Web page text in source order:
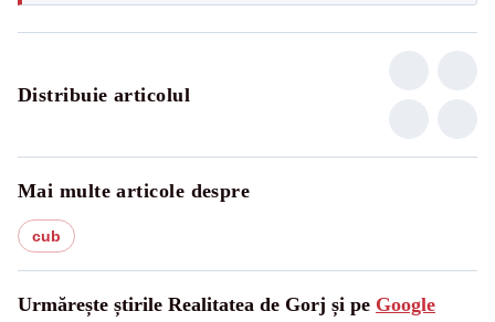
Distribuie articolul
Mai multe articole despre
cub
Urmărește știrile Realitatea de Gorj și pe Google